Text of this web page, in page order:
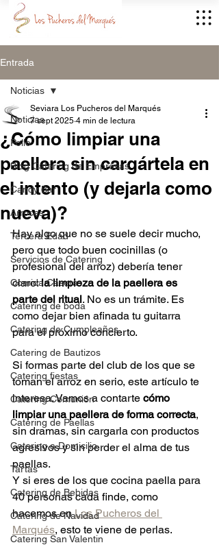
Entrada
Noticias
Pollo
Blog Catering de Empresas
Candy Bar
Arroces
Tercera Edad
Servicios de Catering
Comida Casera
Catering de boda
Catering de Cumpleaños
Catering de Bautizos
Catering fiestas
Catering Comunión
Catering de Paellas
Catering a Domicilio
Tartas
Catering de Bebidas
Catering de Navidad
Catering San Valentin
Noticias
¿Cómo limpiar una
paellera sin cargártela en
el intento (y dejarla como
nueva)?
Seviara Los Pucheros del Marqués
7 sept 2025 4 min de lectura
Hay algo que no se suele decir mucho,
pero que todo buen cocinillas (o
profesional del arroz) debería tener
claro: la limpieza de la paellera es
parte del ritual. No es un trámite. Es
como dejar bien afinada tu guitarra
para el próximo concierto.
Si formas parte del club de los que se
toman el arroz en serio, este artículo te
interesa. Vamos a contarte cómo
limpiar una paellera de forma correcta,
sin dramas, sin cargarla con productos
agresivos y sin perder el alma de tus
paellas.
Y si eres de los que cocina paella para
40 personas cada finde, como
hacemos en Los Pucheros del
Marqués, esto te viene de perlas.